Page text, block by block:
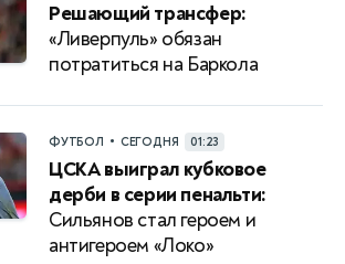
Решающий трансфер:
«Ливерпуль» обязан
потратиться на Баркола
ФУТБОЛ • СЕГОДНЯ 01:23
ЦСКА выиграл кубковое
дерби в серии пенальти:
Сильянов стал героем и
антигероем «Локо»